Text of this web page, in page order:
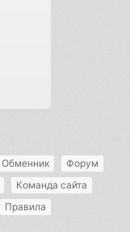
Обменник
Форум
Команда сайта
Правила